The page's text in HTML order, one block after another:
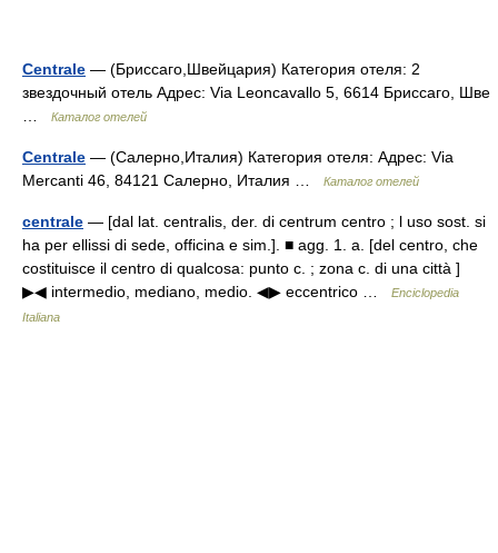
Centrale — (Бриссаго,Швейцария) Категория отеля: 2
звездочный отель Адрес: Via Leoncavallo 5, 6614 Бриссаго, Шве
Каталог отелей
Centrale — (Салерно,Италия) Категория отеля: Адрес: Via
Mercanti 46, 84121 Салерно, Италия …
Каталог отелей
centrale — [dal lat. centralis, der. di centrum centro ; l uso sost. si
ha per ellissi di sede, officina e sim.]. ■ agg. 1. a. [del centro, che
costituisce il centro di qualcosa: punto c. ; zona c. di una città ]
▶◀ intermedio, mediano, medio. ◀▶ eccentrico …
Enciclopedia
Italiana